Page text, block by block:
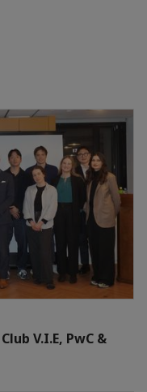
V.I.E, PwC &